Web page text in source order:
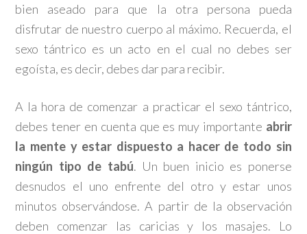
bien aseado para que la otra persona pueda
disfrutar de nuestro cuerpo al máximo. Recuerda, el
sexo tántrico es un acto en el cual no debes ser
egoísta, es decir, debes dar para recibir.
A la hora de comenzar a practicar el sexo tántrico,
debes tener en cuenta que es muy importante abrir
la mente y estar dispuesto a hacer de todo sin
ningún tipo de tabú. Un buen inicio es ponerse
desnudos el uno enfrente del otro y estar unos
minutos observándose. A partir de la observación
deben comenzar las caricias y los masajes. Lo